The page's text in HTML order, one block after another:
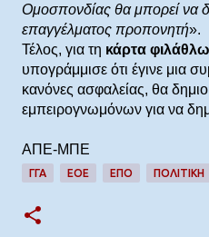
Ομοσπονδίας θα μπορεί να
επαγγέλματος προπονητή».
Τέλος, για τη κάρτα
υπογράμμισε ότι έγινε μια
κανόνες ασφαλείας, θα
εμπειρογνωμόνων για να
ΑΠΕ-ΜΠΕ
ΓΓΑ ΕΟΕ ΕΠΟ ΠΟΛΙΤΙΚΗ